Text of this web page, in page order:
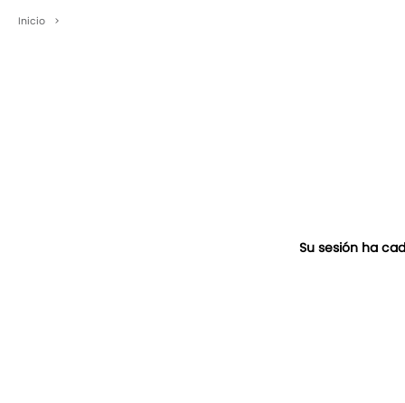
Inicio >
Su sesión ha